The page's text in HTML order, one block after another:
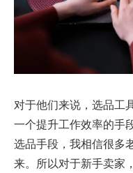
对于他们来说，选品工
一个提升工作效率的手
选品手段，我相信很多
来。所以对于新手卖家